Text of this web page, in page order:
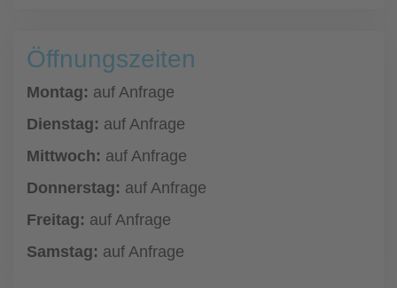
Öffnungszeiten
Montag: auf Anfrage
Dienstag: auf Anfrage
Mittwoch: auf Anfrage
Donnerstag: auf Anfrage
Freitag: auf Anfrage
Samstag: auf Anfrage